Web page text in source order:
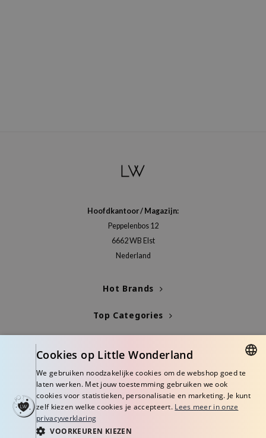
Hoofdkantoor / Magazijn:
Peppelenbos 12
6662 WB Elst
Nederland
Hot Brands
Top Categories
Info
DUTCH
ENGLISH
Cookies op Little Wonderland
We gebruiken noodzakelijke cookies om de webshop goed te
laten werken. Met jouw toestemming gebruiken we ook
cookies voor statistieken, personalisatie en marketing. Je kunt
zelf kiezen welke cookies je accepteert. Lees meer in onze
privacyverklaring
VOORKEUREN KIEZEN